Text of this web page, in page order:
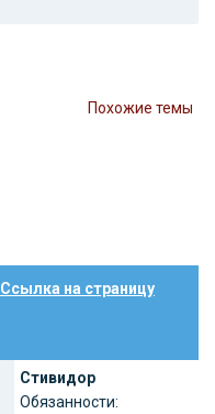
Похожие темы
Ссылка на страницу
Стивидор
Обязанности: